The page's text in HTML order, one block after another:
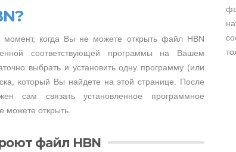
когда Вы не можете открыть файл HBN
соответствующей программы на Вашем
выбрать и установить одну программу (или
который Вы найдете на этой странице. После
сам связать установленное программное
можете открыть.
файл HBN